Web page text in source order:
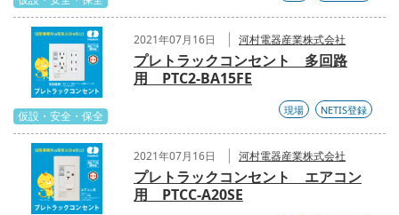
仮設・安全・保全
2021年07月16日 河村電器産業株式会社
プレトラックコンセント 多回路
用 PTC2-BA15FE
現場 NETIS登録
2021年07月16日 河村電器産業株式会社
プレトラックコンセント エアコン
用 PTCC-A20SE